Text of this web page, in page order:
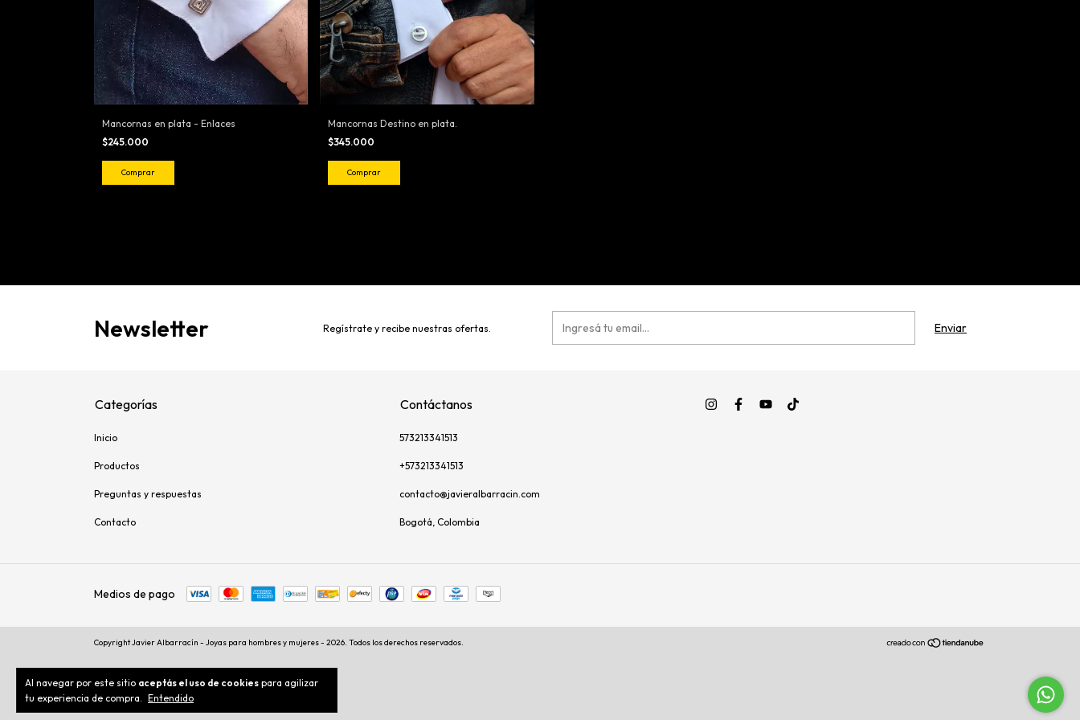
Al navegar por este sitio aceptás el uso de cookies para agilizar
tu experiencia de compra. Entendido
Mancornas en plata - Enlaces
$245.000
Mancornas Destino en plata.
$345.000
Newsletter Regístrate y recibe nuestras ofertas.
Categorías
Inicio
Productos
Preguntas y respuestas
Contacto
Contáctanos
573213341513
+573213341513
contacto@javieralbarracin.com
Bogotá, Colombia
Medios de pago
Copyright Javier Albarracín - Joyas para hombres y mujeres - 2026. Todos los derechos reservados.